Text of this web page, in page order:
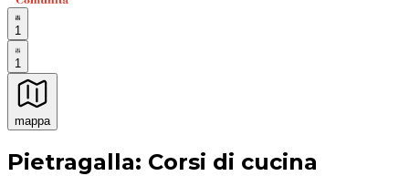
1
1
mappa
Esperienze culinarie indimenticabili: Esperienze
Pietragalla: Corsi di cucina